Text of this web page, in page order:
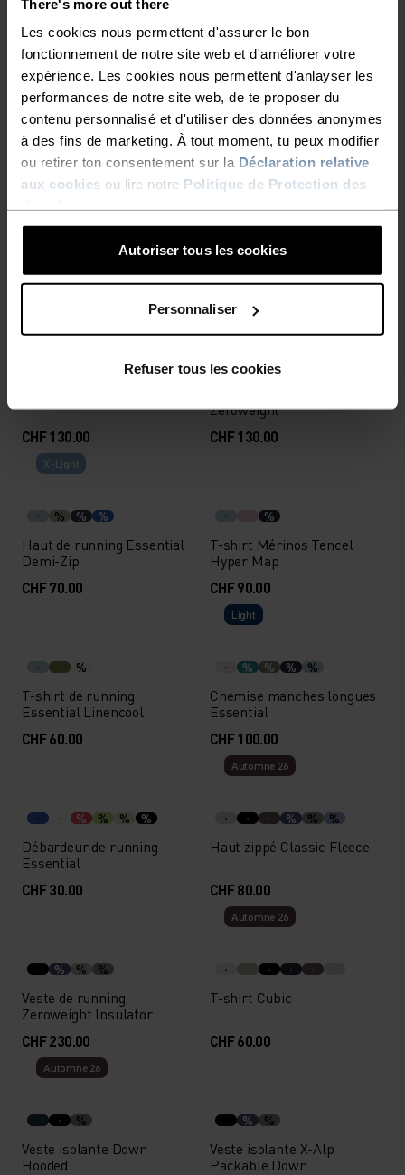
There's more out there
Les cookies nous permettent d'assurer le bon
fonctionnement de notre site web et d'améliorer votre
expérience. Les cookies nous permettent d'anlayser les
performances de notre site web, de te proposer du
contenu personnalisé et d'utiliser des données anonymes
à des fins de marketing. À tout moment, tu peux modifier
ou retirer ton consentement sur la Déclaration relative
aux cookies ou lire notre Politique de Protection des
Autoriser tous les cookies
Personnaliser
Refuser tous les cookies
% % % % %
Débardeur de running
Essential Linencool
CHF 60.00
%
Short de running Essential
365 4 Inch
CHF 70.00
%
Jupe de running X-Alp Trail
CHF 90.00
Automne 26
%
Collant de running
Essential
CHF 70.00
CHF 130.00
%
Zeroweight
CHF 130.00
X-Light
% % %
Haut de running Essential
Demi-Zip
CHF 70.00
%
T-shirt Mérinos Tencel
Hyper Map
CHF 90.00
%
T-shirt de running
Essential Linencool
CHF 60.00
Light
% % % %
Chemise manches longues
Essential
CHF 100.00
% % % %
Débardeur de running
Essential
CHF 30.00
Automne 26
% % %
Haut zippé Classic Fleece
CHF 80.00
% % %
Veste de running
Zeroweight Insulator
CHF 230.00
Automne 26
T-shirt Cubic
CHF 60.00
Automne 26
%
Veste isolante Down
Hooded
% %
Veste isolante X-Alp
Packable Down